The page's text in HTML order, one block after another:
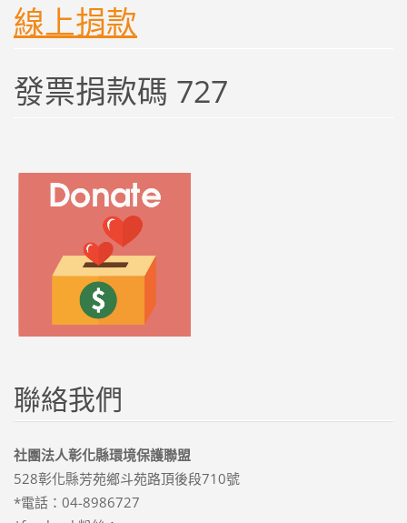
線上捐款
發票捐款碼 727
聯絡我們
社團法人彰化縣環境保護聯盟
528彰化縣芳苑鄉斗苑路頂後段710號
*電話：04-8986727